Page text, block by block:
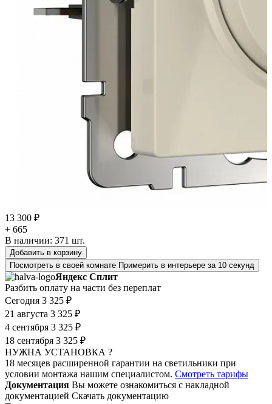
13 300 ₽
+ 665
В наличии: 371 шт.
Добавить в корзину
Посмотреть в своей комнате Примерить в интерьере за 10 секунд
Яндекс Сплит
Разбить оплату на части без переплат
Сегодня 3 325 ₽
21 августа 3 325 ₽
4 сентября 3 325 ₽
18 сентября 3 325 ₽
НУЖНА УСТАНОВКА ?
18 месяцев расширенной гарантии на светильники при
условии монтажа нашим специалистом. Смотреть тарифы
Документация Вы можете ознакомиться с накладной
документацией Скачать документацию